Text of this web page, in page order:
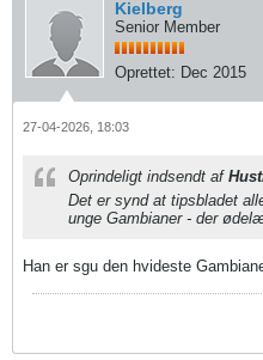
Kielberg
Senior Member
Oprettet: Dec 2015
27-04-2026, 18:03
Oprindeligt indsendt af
Det er synd at tipsbladet
unge Gambianer - der
Han er sgu den hvideste